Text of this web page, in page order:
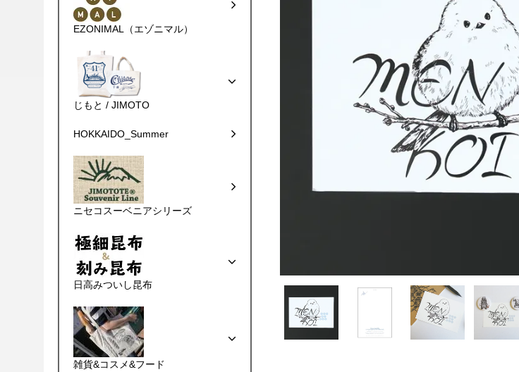
EZONIMAL（エゾニマル）
じもと / JIMOTO
HOKKAIDO_Summer
ニセコスーベニアシリーズ
日高みついし昆布
雑貨&コスメ&フード